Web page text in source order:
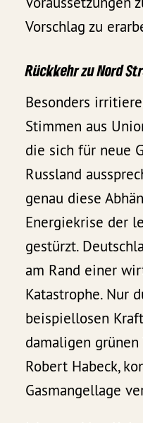
Vorschlag zu
Rückkehr zu Nord
Besonders
Stimmen aus
die sich für neue
Russland
genau diese
Energiekrise der
gestürzt.
am Rand einer
Katastrophe. Nur
beispiellosen
damaligen
Robert Habeck,
Gasmangellage